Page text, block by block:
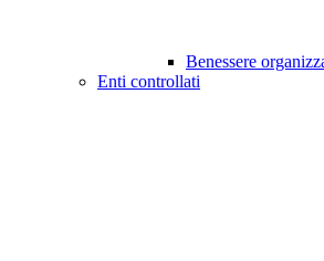
Benessere
Enti controllati